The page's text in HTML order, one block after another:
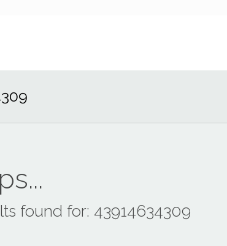
found for: 43914634309